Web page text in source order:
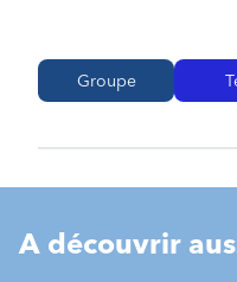
Groupe
A découvrir